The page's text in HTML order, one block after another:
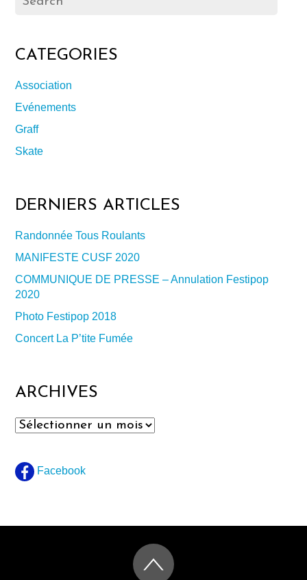
CATEGORIES
Association
Evénements
Graff
Skate
DERNIERS ARTICLES
Randonnée Tous Roulants
MANIFESTE CUSF 2020
COMMUNIQUE DE PRESSE – Annulation Festipop
2020
Photo Festipop 2018
Concert La P’tite Fumée
ARCHIVES
Archives
Facebook